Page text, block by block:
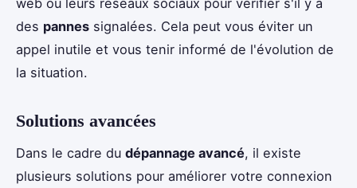
des pannes signalées. Cela peut vous éviter un
appel inutile et vous tenir informé de l'évolution de
la situation.
Solutions avancées
Dans le cadre du dépannage avancé, il existe
plusieurs solutions pour améliorer votre connexion